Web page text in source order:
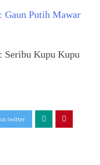
Putih Mawar
Kupu Kupu
twitter